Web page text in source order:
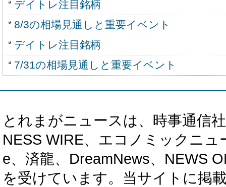
デイトレ注目銘柄
8/3の相場見通しと重要イベント
デイトレ注目銘柄
7/31の相場見通しと重要イベント
とれまがニュースは、時事通信
NESS WIRE、エコノミックニ
e、済龍、DreamNews、NEWS
を受けています。当サイトに掲